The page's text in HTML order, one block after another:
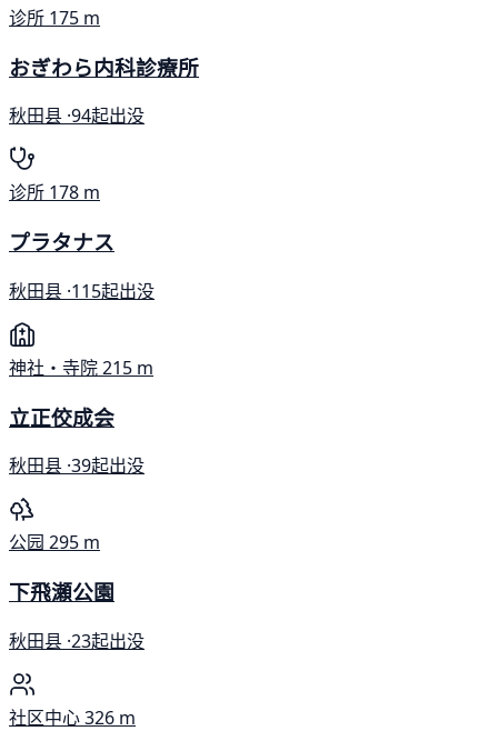
诊所 175 m
おぎわら内科診療所
秋田县 ·94起出没
诊所 178 m
プラタナス
秋田县 ·115起出没
神社・寺院215 m
立正佼成会
秋田县 ·39起出没
公园 295 m
下飛瀬公園
秋田县 ·23起出没
社区中心326 m